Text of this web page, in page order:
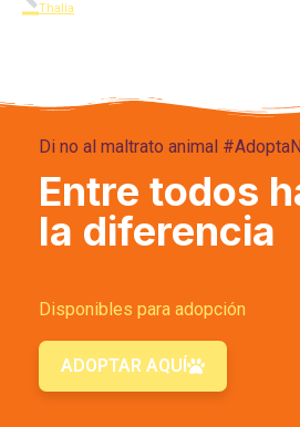
Thalía
Di no al maltrato animal
Entre todos
la diferencia
Disponibles para adopción
ADOPTAR AQUÍ